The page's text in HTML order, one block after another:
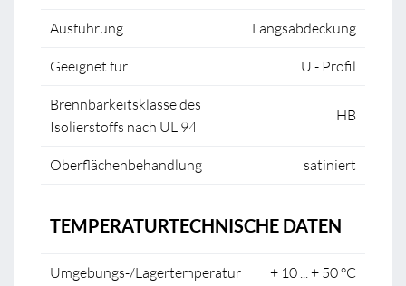
Ausführung Längsabdeckung
Geeignet für U - Profil
Brennbarkeitsklasse des
Isolierstoffs nach UL 94
HB
Oberflächenbehandlung satiniert
TEMPERATURTECHNISCHE DATEN
Umgebungs-/Lagertemperatur + 10 ... + 50 °C